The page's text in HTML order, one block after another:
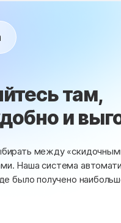
там,
и
между
Наша система
было получено